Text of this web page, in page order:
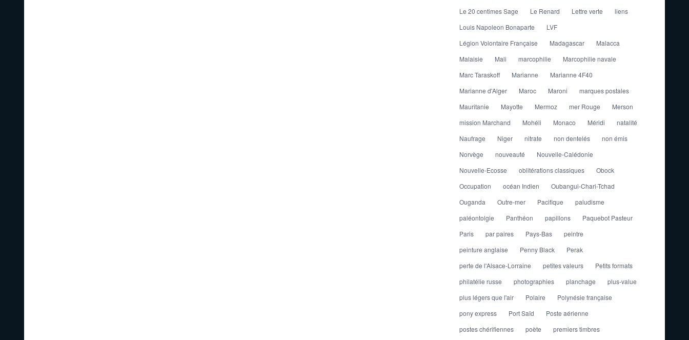
Le 20 centimes Sage
Le Renard Lettre verte
liens
Louis Napoleon Bonaparte
LVF
Légion Volontaire Française
Madagascar
Malacca
Malaisie
Mali marcophilie
Marcophilie navale
Marc Taraskoff
Marianne
Marianne 4F40
Marianne d'Alger
Maroc Maroni
marques postales
Mauritanie
Mayotte Mermoz mer Rouge
Merson
mission Marchand
Mohéli Monaco Méridi
natalité
Naufrage
Niger nitrate non dentelés
non émis
Norvège
nouveauté
Nouvelle-Calédonie
Nouvelle-Ecosse
oblitérations classiques
Obock
Occupation
océan Indien
Oubangui-Chari-Tchad
Ouganda
Outre-mer Pacifique
paludisme
paléontolgie
Panthéon papillons
Paquebot Pasteur
Paris
par paires Pays-Bas
peintre
peinture anglaise
Penny Black
Perak
perte de l'Alsace-Lorraine
petites valeurs
Petits formats
philatélie russe
photographies planchage
plus-value
plus légers que l'air
Polaire
Polynésie française
pony express
Port Saïd
Poste aérienne
postes chérifiennes
poète premiers timbres